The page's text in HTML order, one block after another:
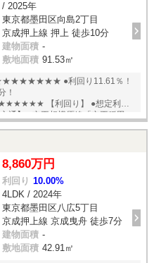
/ 2025年
東京都墨田区向島2丁目
京成押上線 押上 徒歩10分
建物面積 -
敷地面積 91.53㎡
回り11.61％！
●想定利回
8,860万円
利回り 10.00%
4LDK / 2024年
東京都墨田区八広5丁目
京成押上線 京成曳舟 徒歩7分
建物面積 -
敷地面積 42.91㎡